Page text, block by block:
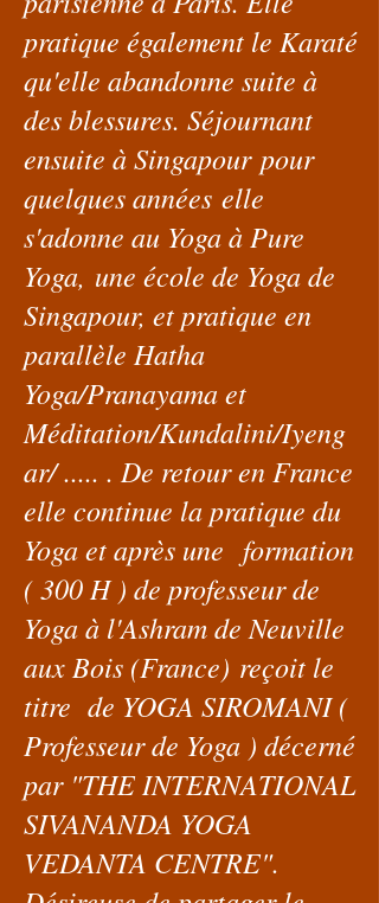
pratique également le Karaté
qu'elle abandonne suite à
des blessures. Séjournant
ensuite à Singapour pour
quelques années elle
s'adonne au Yoga à Pure
Yoga, une école de Yoga de
Singapour, et pratique en
parallèle Hatha
Yoga/Pranayama et
Méditation/Kundalini/Iyeng
ar/ ..... . De retour en France
elle continue la pratique du
Yoga et après une formation
( 300 H ) de professeur de
Yoga à l'Ashram de Neuville
aux Bois (France) reçoit le
titre de YOGA SIROMANI (
Professeur de Yoga ) décerné
par "THE INTERNATIONAL
SIVANANDA YOGA
VEDANTA CENTRE".